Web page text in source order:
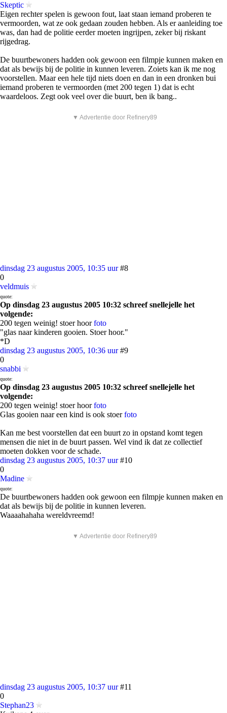
Skeptic
Eigen rechter spelen is gewoon fout, laat staan iemand proberen te
vermoorden, wat ze ook gedaan zouden hebben. Als er aanleiding toe
was, dan had de politie eerder moeten ingrijpen, zeker bij riskant
rijgedrag.
De buurtbewoners hadden ook gewoon een filmpje kunnen maken en
dat als bewijs bij de politie in kunnen leveren. Zoiets kan ik me nog
voorstellen. Maar een hele tijd niets doen en dan in een dronken bui
iemand proberen te vermoorden (met 200 tegen 1) dat is echt
waardeloos. Zegt ook veel over die buurt, ben ik bang..
▼ Advertentie door Refinery89
dinsdag 23 augustus 2005, 10:35 uur #8
0
veldmuis
quote:
Op dinsdag 23 augustus 2005 10:32 schreef snellejelle het
volgende:
200 tegen weinig! stoer hoorfoto
"glas naar kinderen gooien. Stoer hoor."
*D
dinsdag 23 augustus 2005, 10:36 uur #9
0
snabbi
quote:
Op dinsdag 23 augustus 2005 10:32 schreef snellejelle het
volgende:
200 tegen weinig! stoer hoorfoto
Glas gooien naar een kind is ook stoerfoto
Kan me best voorstellen dat een buurt zo in opstand komt tegen
mensen die niet in de buurt passen. Wel vind ik dat ze collectief
moeten dokken voor de schade.
dinsdag 23 augustus 2005, 10:37 uur #10
0
Madine
quote:
De buurtbewoners hadden ook gewoon een filmpje kunnen maken en
dat als bewijs bij de politie in kunnen leveren.
Waaaahahaha wereldvreemd!
▼ Advertentie door Refinery89
dinsdag 23 augustus 2005, 10:37 uur #11
0
Stephan23